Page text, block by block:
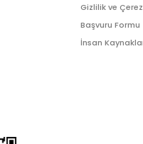
Gizlilik ve
Başvuru Formu
İnsan